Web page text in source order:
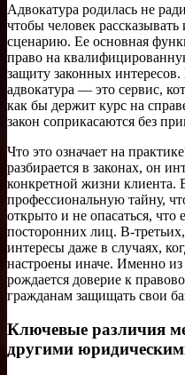
Адвокатура родилась не
чтобы человек
сценарию. Ее основная
право на
защиту законных
адвокатура — это сервис,
как бы держит курс на
закон соприкасаются без
Что это означает на
разбирается в законах, он
конкретной жизни клиента.
профессиональную тайну,
открыто и не опасаться, что
посторонних лиц. В-третьих,
интересы даже в случаях,
настроены иначе. Именно из
рождается доверие к
гражданам защищать свои
Ключевые различия
другими